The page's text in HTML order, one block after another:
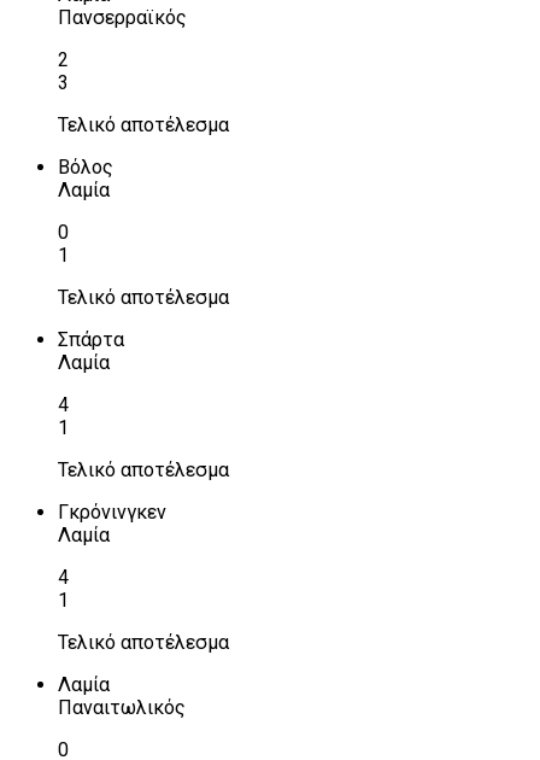
Πανσερραϊκός
2
3
Τελικό αποτέλεσμα
Βόλος
Λαμία
0
1
Τελικό αποτέλεσμα
Σπάρτα
Λαμία
4
1
Τελικό αποτέλεσμα
Γκρόνινγκεν
Λαμία
4
1
Τελικό αποτέλεσμα
Λαμία
Παναιτωλικός
0